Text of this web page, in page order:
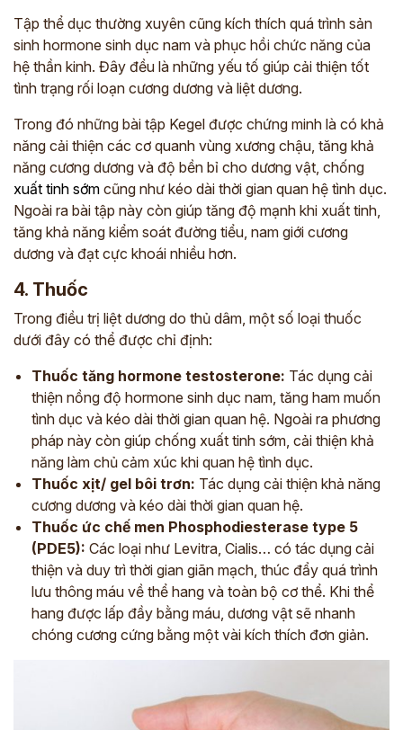
Tập thể dục thường xuyên cũng kích thích quá trình sản
sinh hormone sinh dục nam và phục hồi chức năng của
hệ thần kinh. Đây đều là những yếu tố giúp cải thiện tốt
tình trạng rối loạn cương dương và liệt dương.
Trong đó những bài tập Kegel được chứng minh là có khả
năng cải thiện các cơ quanh vùng xương chậu, tăng khả
năng cương dương và độ bền bỉ cho dương vật, chống
xuất tinh sớm cũng như kéo dài thời gian quan hệ tình dục.
Ngoài ra bài tập này còn giúp tăng độ mạnh khi xuất tinh,
tăng khả năng kiểm soát đường tiểu, nam giới cương
dương và đạt cực khoái nhiều hơn.
4. Thuốc
Trong điều trị liệt dương do thủ dâm, một số loại thuốc
dưới đây có thể được chỉ định:
Thuốc tăng hormone testosterone: Tác dụng cải
thiện nồng độ hormone sinh dục nam, tăng ham muốn
tình dục và kéo dài thời gian quan hệ. Ngoài ra phương
pháp này còn giúp chống xuất tinh sớm, cải thiện khả
năng làm chủ cảm xúc khi quan hệ tình dục.
Thuốc xịt/ gel bôi trơn: Tác dụng cải thiện khả năng
cương dương và kéo dài thời gian quan hệ.
Thuốc ức chế men Phosphodiesterase type 5
(PDE5): Các loại như Levitra, Cialis… có tác dụng cải
thiện và duy trì thời gian giãn mạch, thúc đẩy quá trình
lưu thông máu về thể hang và toàn bộ cơ thể. Khi thể
hang được lấp đầy bằng máu, dương vật sẽ nhanh
chóng cương cứng bằng một vài kích thích đơn giản.